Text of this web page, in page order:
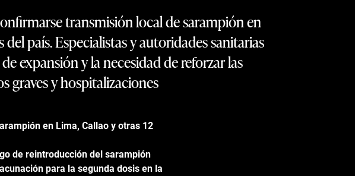
transmisión local de sarampión en
país. Especialistas y autoridades sanitarias
expansión y la necesidad de reforzar las
graves y hospitalizaciones
en Lima, Callao y otras 12
de reintroducción del sarampión
para la segunda dosis en la